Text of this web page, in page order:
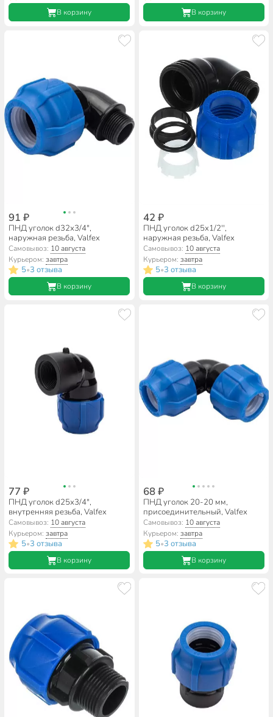
В корзину В корзину
91 ₽
ПНД уголок d32х3/4",
наружная резьба, Valfex
Самовывоз: 10 августа
Курьером:завтра
5•3 отзыва
В корзину
42 ₽
ПНД уголок d25х1/2'',
наружная резьба, Valfex
Самовывоз: 10 августа
Курьером: завтра
5•3 отзыва
В корзину
77 ₽
ПНД уголок d25х3/4",
внутренняя резьба, Valfex
Самовывоз: 10 августа
Курьером:завтра
5•3 отзыва
В корзину
68 ₽
ПНД уголок 20-20 мм,
присоединительный, Valfex
Самовывоз: 10 августа
Курьером: завтра
5•3 отзыва
В корзину